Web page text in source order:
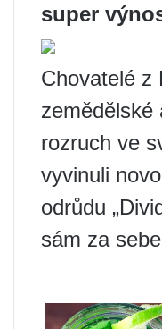
super
Chovatelé z
zemědělské
rozruch ve
vyvinuli
odrůdu
sám za